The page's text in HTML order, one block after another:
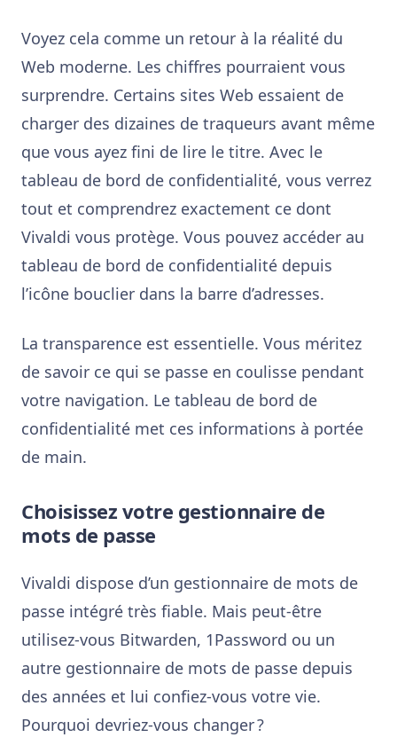
Voyez cela comme un retour à la réalité du
Web moderne. Les chiffres pourraient vous
surprendre. Certains sites Web essaient de
charger des dizaines de traqueurs avant même
que vous ayez fini de lire le titre. Avec le
tableau de bord de confidentialité, vous verrez
tout et comprendrez exactement ce dont
Vivaldi vous protège. Vous pouvez accéder au
tableau de bord de confidentialité depuis
l’icône bouclier dans la barre d’adresses.
La transparence est essentielle. Vous méritez
de savoir ce qui se passe en coulisse pendant
votre navigation. Le tableau de bord de
confidentialité met ces informations à portée
de main.
Choisissez votre gestionnaire de
mots de passe
Vivaldi dispose d’un gestionnaire de mots de
passe intégré très fiable. Mais peut-être
utilisez-vous Bitwarden, 1Password ou un
autre gestionnaire de mots de passe depuis
des années et lui confiez-vous votre vie.
Pourquoi devriez-vous changer ?